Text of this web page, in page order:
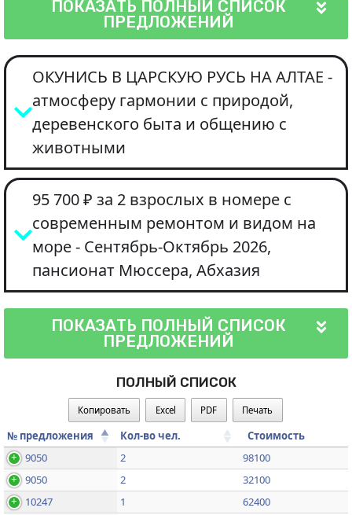
ПОКАЗАТЬ ПОЛНЫЙ СПИСОК
ПРЕДЛОЖЕНИЙ
ОКУНИСЬ В ЦАРСКУЮ РУСЬ НА АЛТАЕ -
атмосферу гармонии с природой,
деревенского быта и общению с
животными
95 700 ₽ за 2 взрослых в номере с
современным ремонтом и видом на
море - Сентябрь-Октябрь 2026,
пансионат Мюссера, Абхазия
ПОКАЗАТЬ ПОЛНЫЙ СПИСОК
ПРЕДЛОЖЕНИЙ
ПОЛНЫЙ СПИСОК
Копировать Excel PDF Печать
№ предложения Кол-во чел.
Стоимость
9050
2
98100
9050
2
32100
10247
1
62400